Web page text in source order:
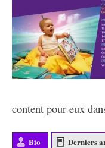
content pour eux
Bio Derniers